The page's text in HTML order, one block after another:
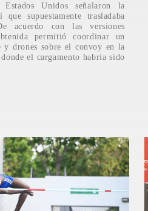
Unidos señalaron la
supuestamente trasladaba
acuerdo con las versiones
permitió coordinar un
y drones sobre el convoy en la
el cargamento habría sido